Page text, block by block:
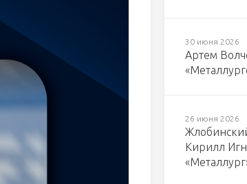
30 июня 2026
Артем
26 июня 2026
Кирилл